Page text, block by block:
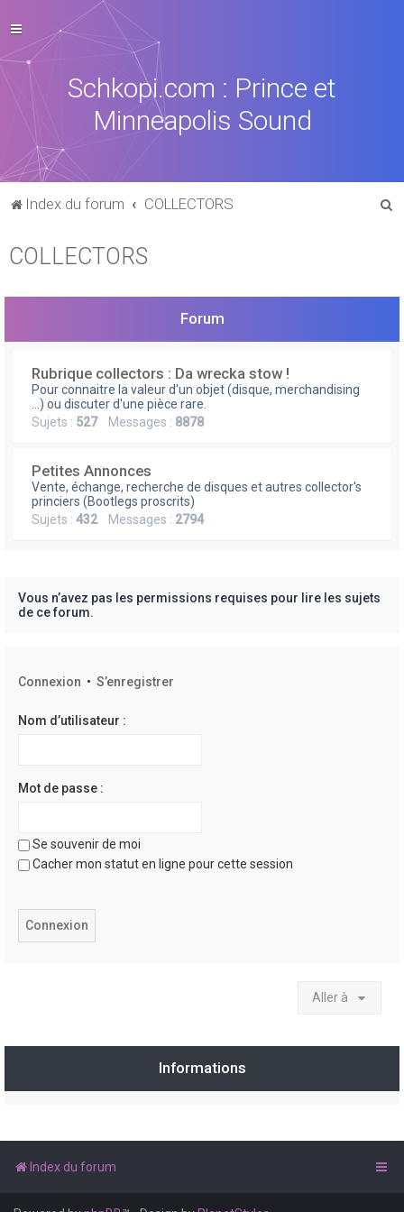
Schkopi.com : Prince et
Minneapolis Sound
Index du forum COLLECTORS
COLLECTORS
Forum
Rubrique collectors : Da wrecka stow !
Pour connaitre la valeur d'un objet (disque, merchandising
...) ou discuter d'une pièce rare.
Sujets : 527Messages : 8878
Petites Annonces
Vente, échange, recherche de disques et autres collector's
princiers (Bootlegs proscrits)
Sujets : 432Messages : 2794
Vous n’avez pas les permissions requises pour lire les sujets
de ce forum.
Connexion • S’enregistrer
Nom d’utilisateur :
Mot de passe :
Se souvenir de moi
Cacher mon statut en ligne pour cette session
Aller à
Informations
Index du forum